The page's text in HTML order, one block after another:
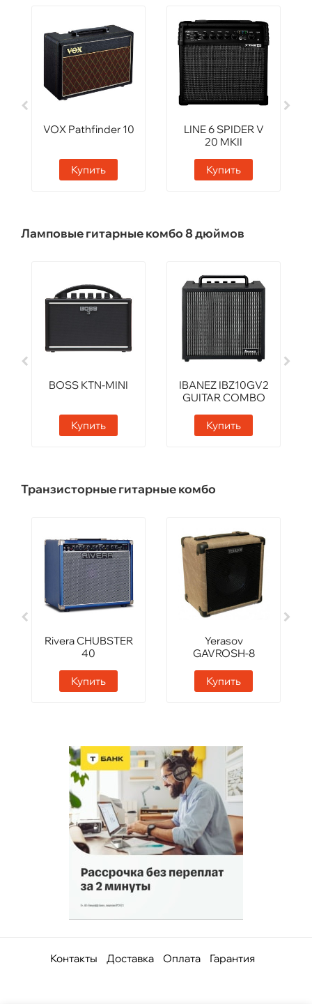
VOX Pathfinder 10
Купить
LINE 6 SPIDER V
20 MKII
Купить
Ламповые гитарные комбо 8 дюймов
BOSS KTN-MINI
Купить
IBANEZ IBZ10GV2
GUITAR COMBO
Купить
Транзисторные гитарные комбо
Rivera CHUBSTER
40
Купить
Yerasov
GAVROSH-8
Купить
Контакты Доставка Оплата Гарантия